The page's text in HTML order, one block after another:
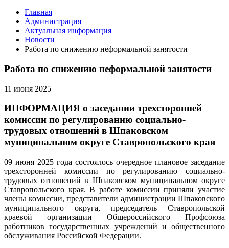
Главная
Администрация
Актуальная информация
Новости
Работа по снижению неформальной занятости
Работа по снижению неформальной занятости
11 июня 2025
ИНФОРМАЦИЯ о заседании трехсторонней
комиссии по регулированию социально-
трудовых отношений в Шпаковском
муниципальном округе Ставропольского края
09 июня 2025 года состоялось очередное плановое заседание
трехсторонней комиссии по регулированию социально-
трудовых отношений в Шпаковском муниципальном округе
Ставропольского края. В работе комиссии приняли участие
члены комиссии, представители администрации Шпаковского
муниципального округа, председатель Ставропольской
краевой организации Общероссийского Профсоюза
работников государственных учреждений и общественного
обслуживания Российской Федерации.